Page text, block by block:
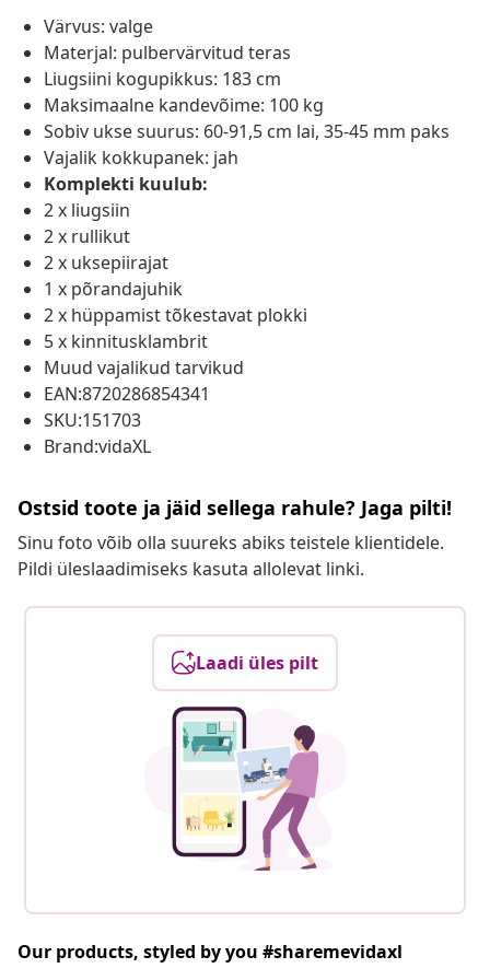
Värvus: valge
Materjal: pulbervärvitud teras
Liugsiini kogupikkus: 183 cm
Maksimaalne kandevõime: 100 kg
Sobiv ukse suurus: 60-91,5 cm lai, 35-45 mm paks
Vajalik kokkupanek: jah
Komplekti kuulub:
2 x liugsiin
2 x rullikut
2 x uksepiirajat
1 x põrandajuhik
2 x hüppamist tõkestavat plokki
5 x kinnitusklambrit
Muud vajalikud tarvikud
EAN:8720286854341
SKU:151703
Brand:vidaXL
Ostsid toote ja jäid sellega rahule? Jaga pilti!
Sinu foto võib olla suureks abiks teistele klientidele.
Pildi üleslaadimiseks kasuta allolevat linki.
Laadi üles pilt
Our products, styled by you #sharemevidaxl